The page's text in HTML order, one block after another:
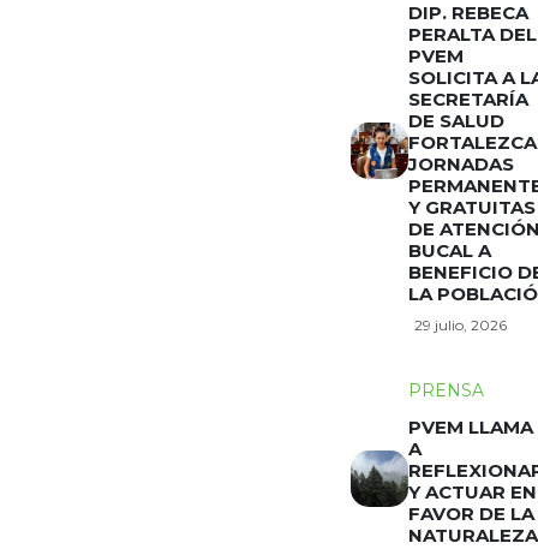
DIP. REBECA
PERALTA DEL
PVEM
SOLICITA A
SECRETARÍA
DE SALUD
FORTALEZCA
JORNADAS
Y GRATUITAS
DE
BUCAL A
BENEFICIO
LA
29 julio, 2026
PRENSA
PVEM LLAMA
A
Y ACTUAR EN
FAVOR DE LA
NATURALEZA